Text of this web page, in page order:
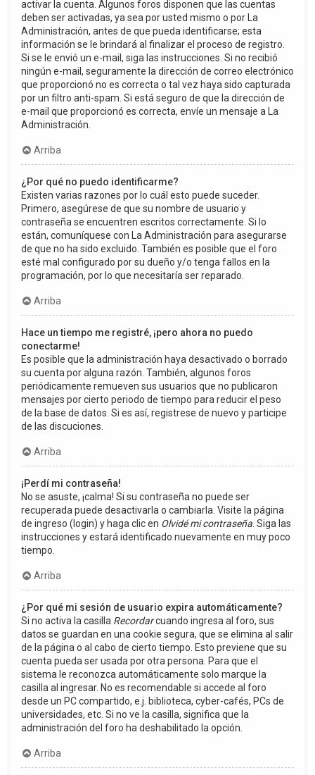
activar la cuenta. Algunos foros disponen que las cuentas
deben ser activadas, ya sea por usted mismo o por La
Administración, antes de que pueda identificarse; esta
información se le brindará al finalizar el proceso de registro.
Si se le envió un e-mail, siga las instrucciones. Si no recibió
ningún e-mail, seguramente la dirección de correo electrónico
que proporcionó no es correcta o tal vez haya sido capturada
por un filtro anti-spam. Si está seguro de que la dirección de
e-mail que proporcionó es correcta, envíe un mensaje a La
Administración.
Arriba
¿Por qué no puedo identificarme?
Existen varias razones por lo cuál esto puede suceder.
Primero, asegúrese de que su nombre de usuario y
contraseña se encuentren escritos correctamente. Si lo
están, comuníquese con La Administración para asegurarse
de que no ha sido excluido. También es posible que el foro
esté mal configurado por su dueño y/o tenga fallos en la
programación, por lo que necesitaría ser reparado.
Arriba
Hace un tiempo me registré, ¡pero ahora no puedo
conectarme!
Es posible que la administración haya desactivado o borrado
su cuenta por alguna razón. También, algunos foros
periódicamente remueven sus usuarios que no publicaron
mensajes por cierto periodo de tiempo para reducir el peso
de la base de datos. Si es así, registrese de nuevo y participe
de las discuciones.
Arriba
¡Perdí mi contraseña!
No se asuste, ¡calma! Si su contraseña no puede ser
recuperada puede desactivarla o cambiarla. Visite la página
de ingreso (login) y haga clic en Olvidé mi contraseña . Siga las
instrucciones y estará identificado nuevamente en muy poco
tiempo.
Arriba
¿Por qué mi sesión de usuario expira automáticamente?
Si no activa la casilla Recordarcuando ingresa al foro, sus
datos se guardan en una cookie segura, que se elimina al salir
de la página o al cabo de cierto tiempo. Esto previene que su
cuenta pueda ser usada por otra persona. Para que el
sistema le reconozca automáticamente solo marque la
casilla al ingresar. No es recomendable si accede al foro
desde un PC compartido, e.j. biblioteca, cyber-cafés, PCs de
universidades, etc. Si no ve la casilla, significa que la
administración del foro ha deshabilitado la opción.
Arriba